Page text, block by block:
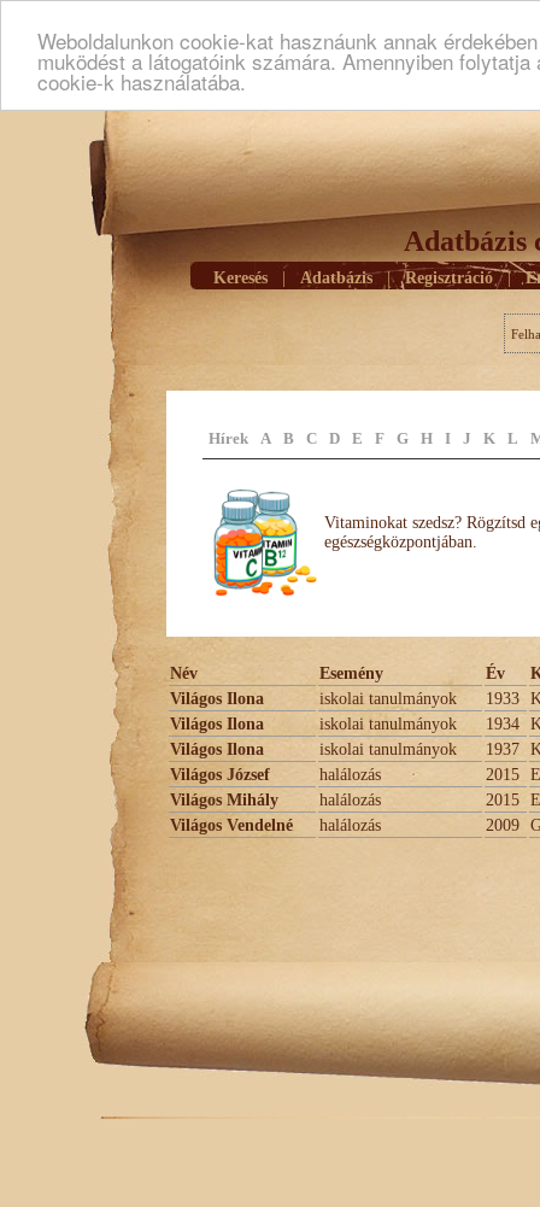
Weboldalunkon cookie-kat hasznáunk annak
muködést a látogatóink számára. Amennyiben
cookie-k használatába.
Adatbázis
Keresés Adatbázis | Regisztráció |
Hírek A B C D E F G H I J K L
Vitaminokat szedsz? Rögzítsd
egészségközpontjában.
Név Esemény Év
Világos Ilona
iskolai tanulmányok 1933
Világos Ilona
iskolai tanulmányok 1934
Világos Ilona
iskolai tanulmányok 1937
Világos József
halálozás 2015
Világos Mihály
halálozás 2015
Világos Vendelné
halálozás 2009